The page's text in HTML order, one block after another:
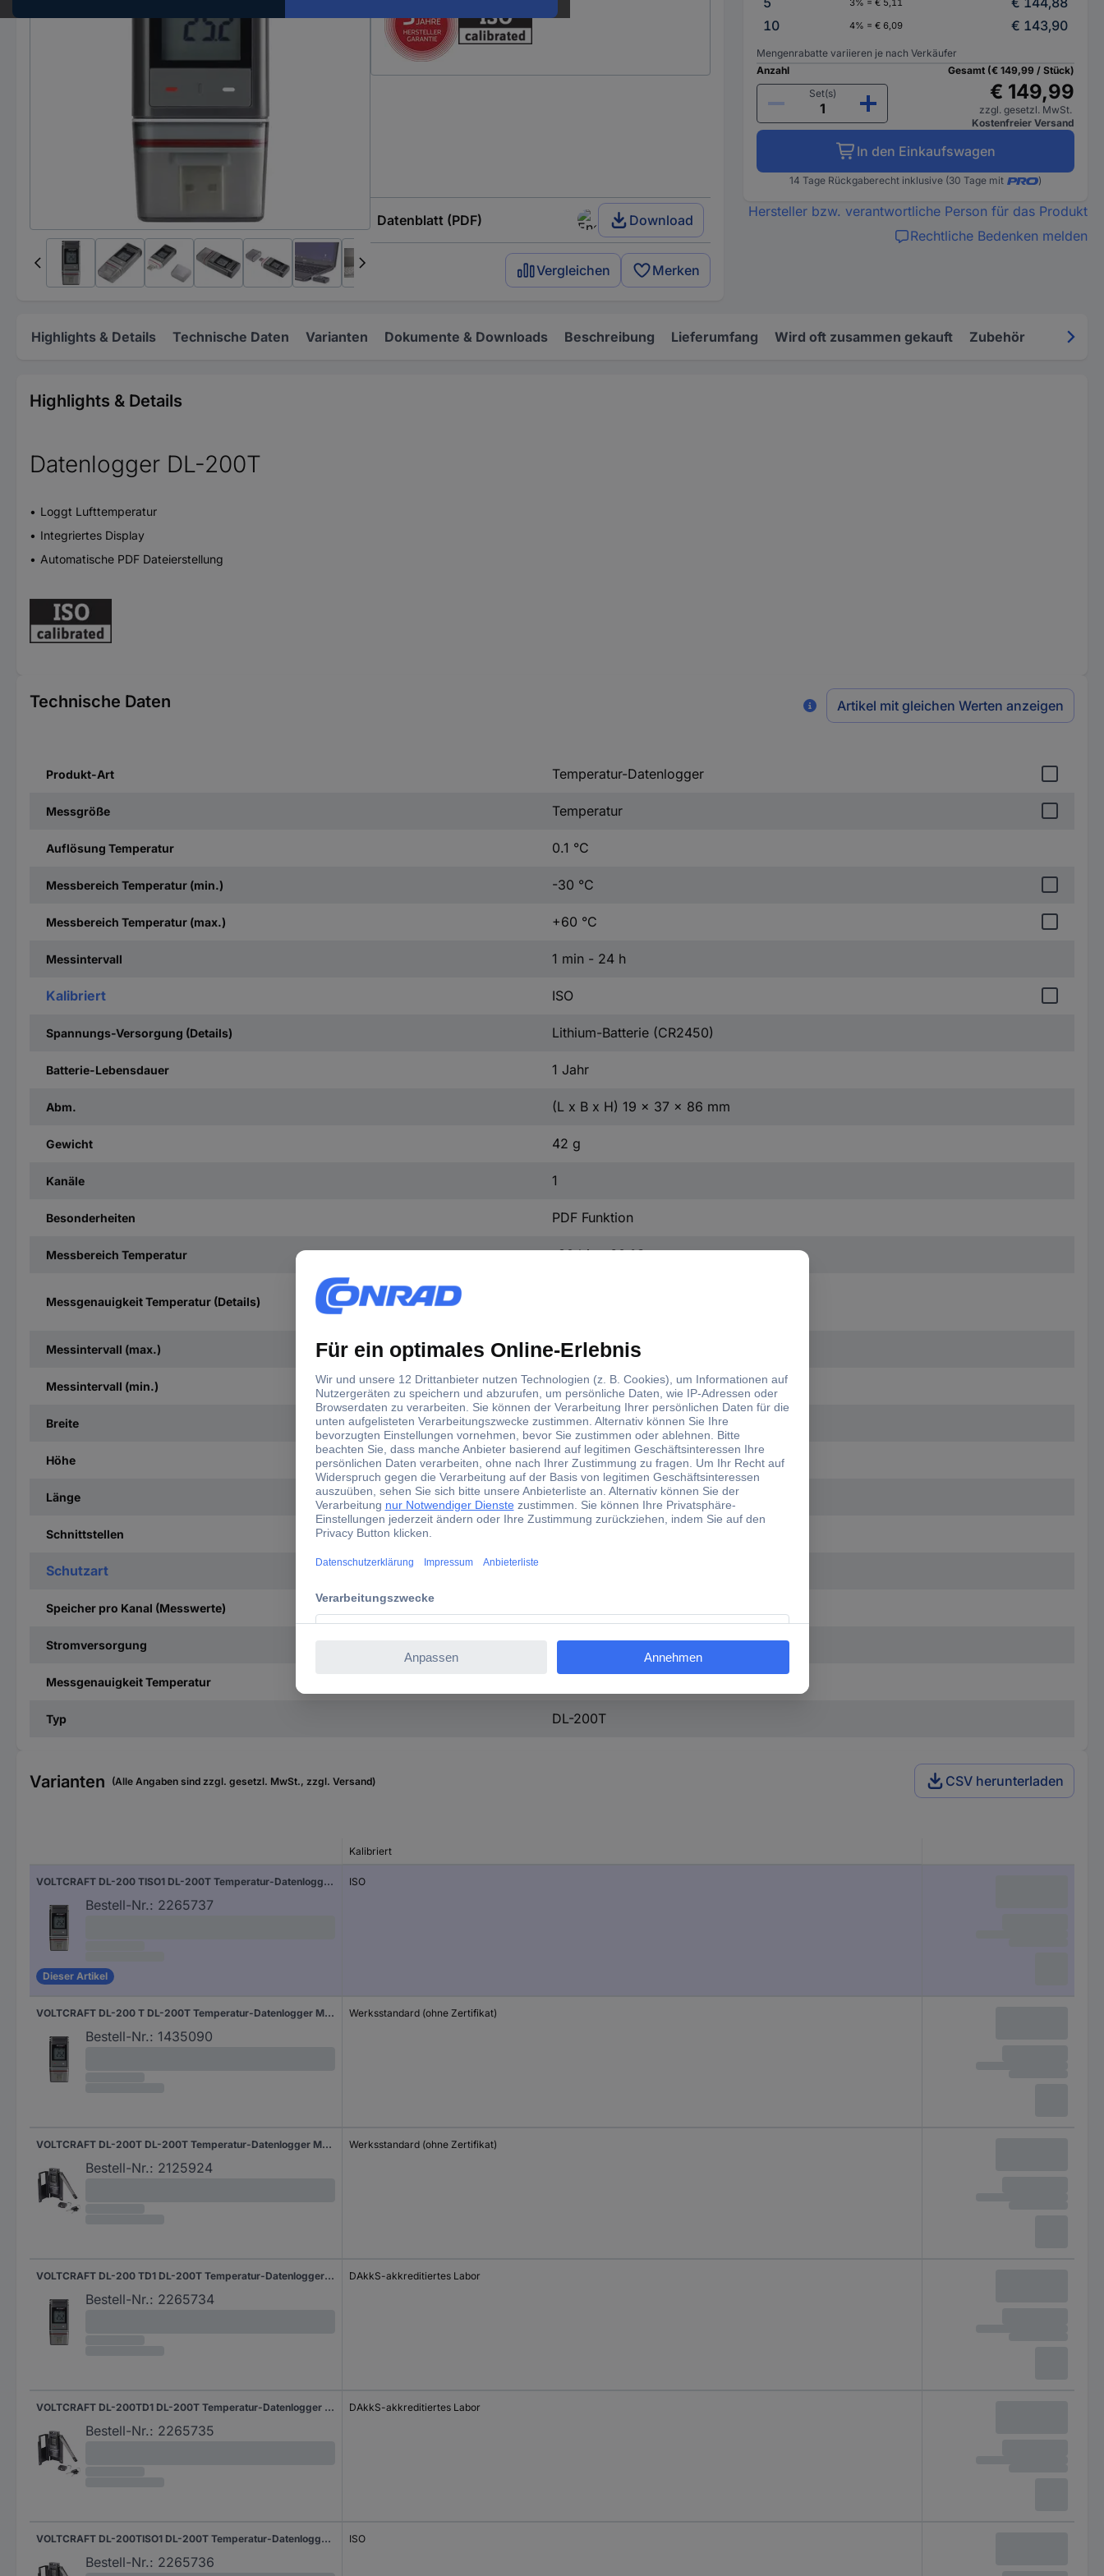
Datenblatt (PDF) Download
Vergleichen Merken
3% = € 5,11
10
4% = € 6,09 € 143,90
Mengenrabatte variieren je nach Verkäufer
Anzahl
Set(s)
Gesamt (€ 149,99 / Stück)
€ 149,99
zzgl. gesetzl. MwSt.
Kostenfreier Versand
In den Einkaufswagen
14 Tage Rückgaberecht inklusive (30 Tage mit )
Hersteller bzw. verantwortliche Person für das Produkt
Rechtliche Bedenken melden
Highlights & Details Technische Daten Varianten Dokumente & Downloads Beschreibung Lieferumfang Wird oft zusammen gekauft Zubehör
Highlights & Details
Datenlogger DL-200T
Loggt Lufttemperatur
Integriertes Display
Automatische PDF Dateierstellung
Technische Daten Artikel mit gleichen Werten anzeigen
Produkt-Art Temperatur-Datenlogger
Messgröße Temperatur
Auflösung Temperatur 0.1 °C
Messbereich Temperatur (min.) -30 °C
Messbereich Temperatur (max.) +60 °C
Messintervall 1 min - 24 h
Kalibriert ISO
Spannungs-Versorgung (Details) Lithium-Batterie (CR2450)
Batterie-Lebensdauer 1 Jahr
Abm. (L x B x H) 19 x 37 x 86 mm
Gewicht 42 g
Kanäle 1
Besonderheiten PDF Funktion
Messbereich Temperatur -30 bis +60 °C
Messgenauigkeit Temperatur (Details)
Messintervall (max.) 24 h
Messintervall (min.) 1 min
Breite 37 mm
Höhe 86 mm
Länge 19 mm
Schnittstellen
Schutzart
Speicher pro Kanal (Messwerte)
Stromversorgung CR 2450 Knopfzelle (1x)
Messgenauigkeit Temperatur
Typ DL-200T
Varianten (Alle Angaben sind zzgl. gesetzl. MwSt., zzgl. Versand) CSV herunterladen
Kalibriert
VOLTCRAFT DL-200 TISO1 DL-200T Temperatur-Datenlogger kalibriert (ISO) Messgröße Temperatur -30 bis +60 °C PDF Funktion
Bestell-Nr.: 2265737
Dieser Artikel
ISO
VOLTCRAFT DL-200 T DL-200T Temperatur-Datenlogger Messgröße Temperatur -30 bis +60 °C PDF Funktion
Bestell-Nr.: 1435090
Werksstandard (ohne Zertifikat)
VOLTCRAFT DL-200T DL-200T Temperatur-Datenlogger Messgröße Temperatur -30 bis +60 °C PDF Funktion, inkl. Wandhalterung
Bestell-Nr.: 2125924
Werksstandard (ohne Zertifikat)
VOLTCRAFT DL-200 TD1 DL-200T Temperatur-Datenlogger kalibriert (DAkkS-akkreditiertes Labor) Messgröße Temperatur -30 bis +60 °C PDF Funktion
Bestell-Nr.: 2265734
DAkkS-akkreditiertes Labor
VOLTCRAFT DL-200TD1 DL-200T Temperatur-Datenlogger kalibriert (DAkkS-akkreditiertes Labor) Messgröße Temperatur -30 bis +60 °C PDF Funktion, inkl. Wandhalterung
Bestell-Nr.: 2265735
DAkkS-akkreditiertes Labor
VOLTCRAFT DL-200TISO1 DL-200T Temperatur-Datenlogger kalibriert (ISO) Messgröße Temperatur -30 bis +60 °C PDF Funktion, inkl. Wandhalterung
Bestell-Nr.: 2265736
ISO